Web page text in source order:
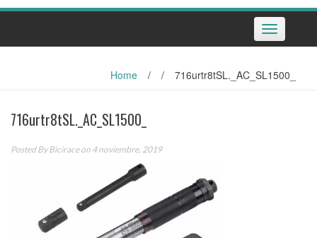
Toggle
navigation
Home / / 716urtr8tSL._AC_SL1500_
716urtr8tSL._AC_SL1500_
Posted ByBiciraceon 4 noviembre, 2019